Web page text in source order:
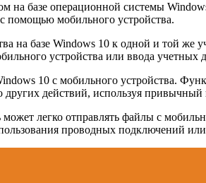
на базе операционной системы
помощью мобильного устройства.
базе Windows 10 к одной и той же
устройства или ввода учетных
10 с мобильного устройства.
действий, используя привычный
легко отправлять файлы с
проводных подключений